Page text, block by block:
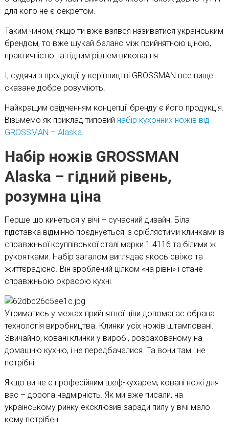
для кого не є секретом.
Таким чином, якщо ти вже взявся називатися українським
брендом, то вже шукай баланс між прийнятною ціною,
практичністю та гідним рівнем виконання.
І, судячи з продукції, у керівництві GROSSMAN все вище
сказане добре розуміють.
Найкращим свідченням концепції бренду є його продукція.
Візьмемо як приклад типовий набір кухонних ножів від
GROSSMAN – Alaska.
Набір ножів GROSSMAN
Alaska – гідний рівень,
розумна ціна
Перше що кинеться у вічі – сучасний дизайн. Біла
підставка відмінно поєднується із сріблястими клинками із
справжньої круппівської сталі марки 1.4116 та білими ж
рукоятками. Набір загалом виглядає якось свіжо та
життєрадісно. Він зроблений цілком «на рівні» і стане
справжньою окрасою кухні.
Утриматись у межах прийнятної ціни допомагає обрана
технологія виробництва. Клинки усіх ножів штамповані.
Звичайно, ковані клинки у виробі, розрахованому на
домашню кухню, і не передбачалися. Та вони там і не
потрібні.
Якщо ви не є професійним шеф-кухарем, ковані ножі для
вас – дорога надмірність. Як ми вже писали, на
українському ринку ексклюзив заради пилу у вічі мало
кому потрібен.